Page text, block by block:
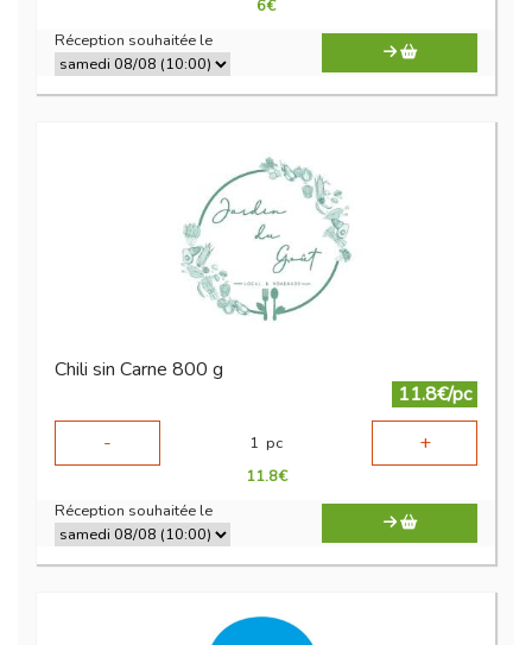
6€
Réception souhaitée le
Chili sin Carne 800 g
11.8€/pc
-
1 pc +
11.8€
Réception souhaitée le